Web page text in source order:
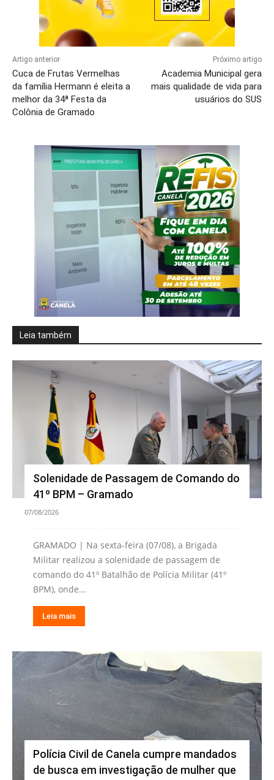
Artigo anterior
Cuca de Frutas Vermelhas
da família Hermann é eleita a
melhor da 34ª Festa da
Colônia de Gramado
Próximo artigo
Academia Municipal gera
mais qualidade de vida para
usuários do SUS
Leia também
Solenidade de Passagem de Comando do
41º BPM – Gramado
07/08/2026
GRAMADO | Na sexta-feira (07/08), a Brigada
Militar realizou a solenidade de passagem de
comando do 41º Batalhão de Polícia Militar (41º
BPM), onde...
Leia mais
Polícia Civil de Canela cumpre mandados
de busca em investigação de mulher que